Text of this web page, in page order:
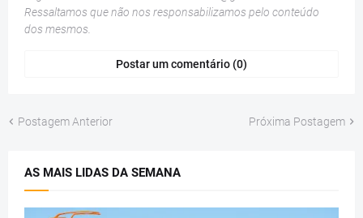
Ressaltamos que não nos responsabilizamos pelo conteúdo
dos mesmos.
Postar um comentário (0)
Postagem Anterior Próxima Postagem
AS MAIS LIDAS DA SEMANA